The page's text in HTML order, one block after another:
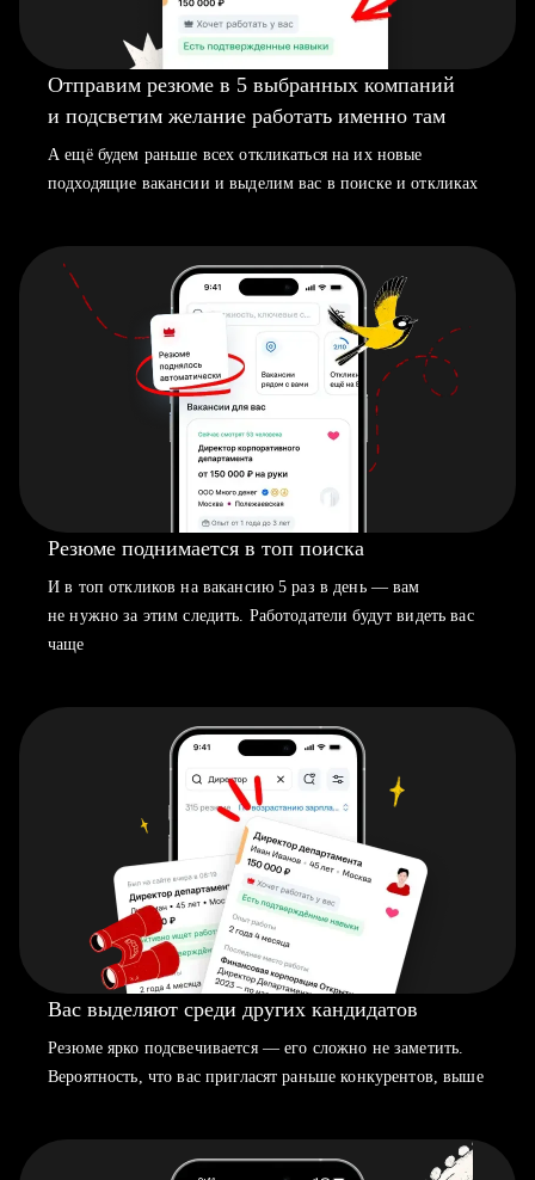
Отправим резюме в 5 выбранных компаний
и подсветим желание работать именно там
А ещё будем раньше всех откликаться на их новые
подходящие вакансии и выделим вас в поиске и откликах
Резюме поднимается в топ поиска
И в топ откликов на вакансию 5 раз в день — вам
не нужно за этим следить. Работодатели будут видеть вас
чаще
Вас выделяют среди других кандидатов
Резюме ярко подсвечивается — его сложно не заметить.
Вероятность, что вас пригласят раньше конкурентов, выше